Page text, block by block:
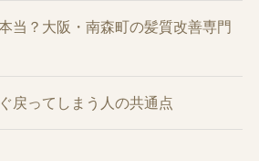
当？大阪・南森町の髪質改善専門
戻ってしまう人の共通点